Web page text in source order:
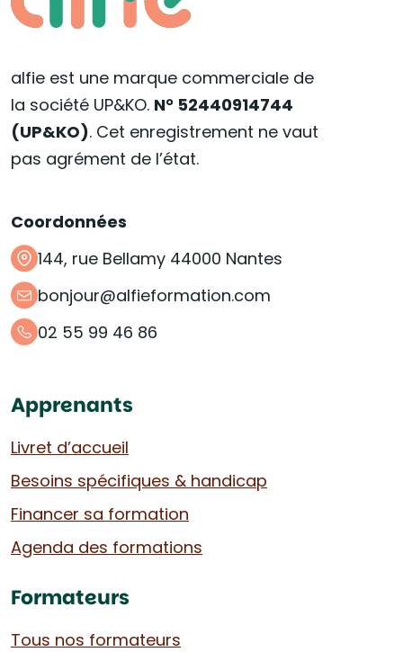
alfie est une marque commerciale de
la société UP&KO. N° 52440914744
(UP&KO). Cet enregistrement ne vaut
pas agrément de l’état.
Coordonnées
144, rue Bellamy 44000 Nantes
bonjour@alfieformation.com
02 55 99 46 86
Apprenants
Livret d’accueil
Besoins spécifiques & handicap
Financer sa formation
Agenda des formations
Formateurs
Tous nos formateurs